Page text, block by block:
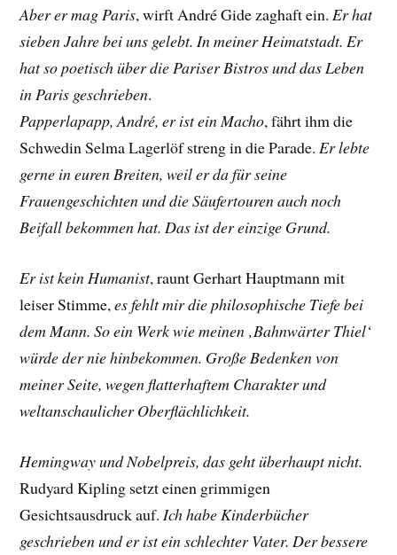
Aber er mag Paris, wirft André Gide zaghaft ein.Er hat
sieben Jahre bei uns gelebt. In meiner Heimatstadt. Er
hat so poetisch über die Pariser Bistros und das Leben
in Paris geschrieben.
Papperlapapp, André, er ist ein Macho, fährt ihm die
SchwedinSelma Lagerlöf strengin die Parade.Er lebte
gerne in euren Breiten, weil er da für seine
Frauengeschichten und die Säufertouren auch noch
Beifall bekommen hat. Das ist der einzige Grund.
Er ist kein Humanist, rauntGerhart Hauptmannmit
leiser Stimme,es fehlt mir die philosophische Tiefe bei
dem Mann. So ein Werk wie meinen ‚Bahnwärter Thiel‘
würde der nie hinbekommen. Große Bedenken von
meiner Seite, wegen flatterhaftem Charakter und
weltanschaulicher Oberflächlichkeit.
Hemingway und Nobelpreis, das geht überhaupt nicht.
Rudyard Kipling setzt einen grimmigen
Gesichtsausdruck auf.Ich habe Kinderbücher
geschrieben und er ist ein schlechter Vater. Der bessere